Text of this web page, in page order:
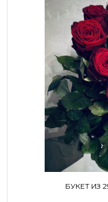
БУКЕТ ИЗ